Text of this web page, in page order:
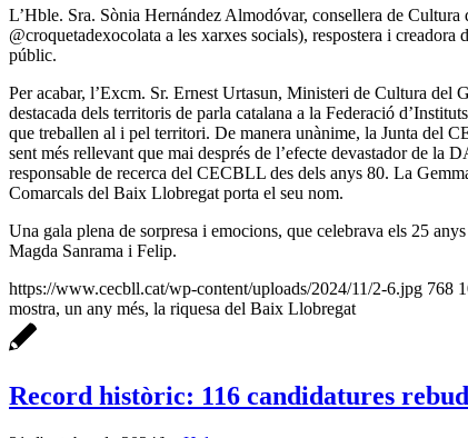
L’Hble. Sra. Sònia Hernández Almodóvar, consellera de
@croquetadexocolata a les xarxes socials), respostera i
públic.
Per acabar, l’Excm. Sr. Ernest Urtasun, Ministeri de Cultura del
destacada dels territoris de parla catalana a la Federació
que treballen al i pel territori. De manera unànime, la Junta del
sent més rellevant que mai després de l’efecte devastador de
responsable de recerca del CECBLL des dels anys 80. La
Comarcals del Baix Llobregat porta el seu nom.
Una gala plena de sorpresa i emocions, que celebrava els 25
Magda Sanrama i Felip.
https://www.cecbll.cat/wp-content/uploads/2024/11/2-6.jpg 768
mostra, un any més, la riquesa del Baix Llobregat
Record històric: 116 candidatures